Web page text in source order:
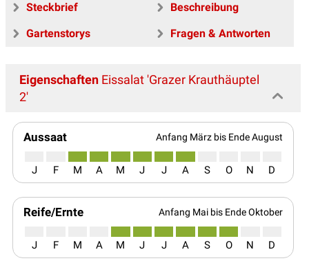
Steckbrief
Beschreibung
Gartenstorys
Fragen & Antworten
Eigenschaften Eissalat 'Grazer Krauthäuptel
2'
Aussaat Anfang März bis Ende August
J F M A M J J A S O N D
Reife/Ernte Anfang Mai bis Ende Oktober
J F M A M J J A S O N D